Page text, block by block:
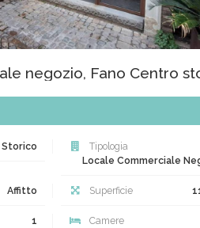
negozio, Fano Centro
Tipologia
Locale Commerciale
Affitto Superficie
1 Camere